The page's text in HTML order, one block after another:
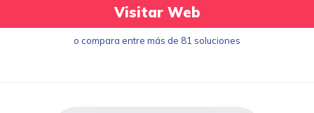
Visitar Web
o compara entre más de 81 soluciones